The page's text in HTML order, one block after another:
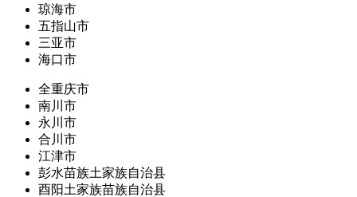
琼海市
五指山市
三亚市
海口市
全重庆市
南川市
永川市
合川市
江津市
彭水苗族土家族自治县
酉阳土家族苗族自治县